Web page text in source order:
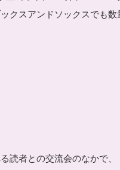
クスアンドソックスでも
読者との交流会のなかで、